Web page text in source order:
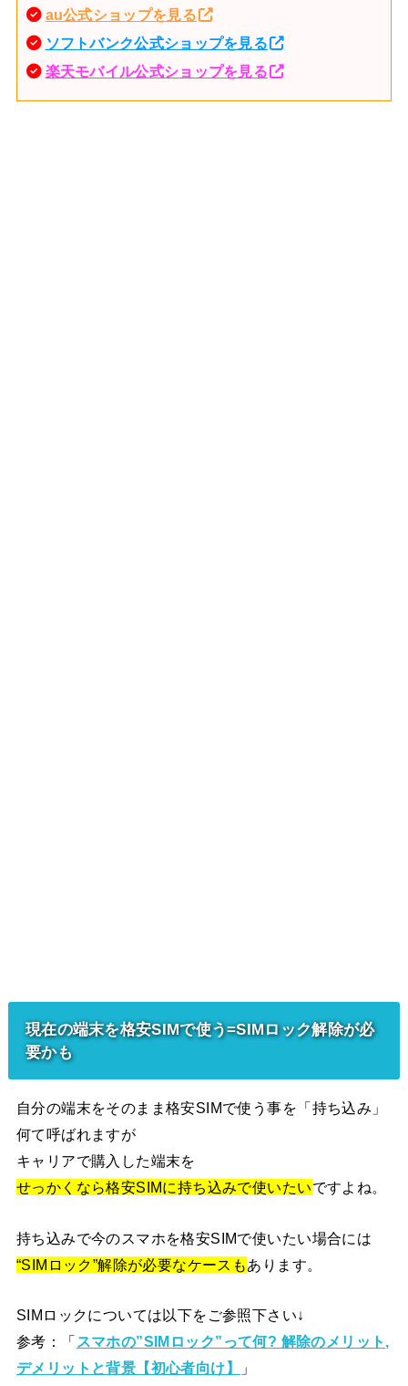
au公式ショップを見る
ソフトバンク公式ショップを見る
楽天モバイル公式ショップを見る
現在の端末を格安SIMで使う=SIMロック解除が必
要かも
自分の端末をそのまま格安SIMで使う事を「持ち込み」
何て呼ばれますが
キャリアで購入した端末を
せっかくなら格安SIMに持ち込みで使いたいですよね。
持ち込みで今のスマホを格安SIMで使いたい場合には
“SIMロック”解除が必要なケースもあります。
SIMロックについては以下をご参照下さい↓
参考：「 スマホの”SIMロック”って何? 解除のメリット,
デメリットと背景【初心者向け】
」